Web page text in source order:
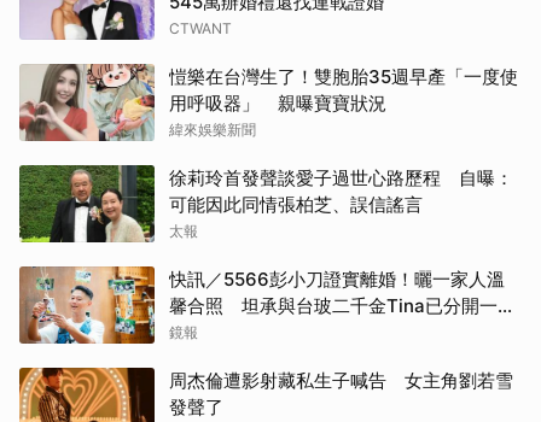
CTWANT
愷樂在台灣生了！雙胞胎35週早產「一度使
用呼吸器」 親曝寶寶狀況
緯來娛樂新聞
徐莉玲首發聲談愛子過世心路歷程 自曝：
可能因此同情張柏芝、誤信謠言
太報
快訊／5566彭小刀證實離婚！曬一家人溫
馨合照 坦承與台玻二千金Tina已分開一段
時間
鏡報
周杰倫遭影射藏私生子喊告 女主角劉若雪
發聲了